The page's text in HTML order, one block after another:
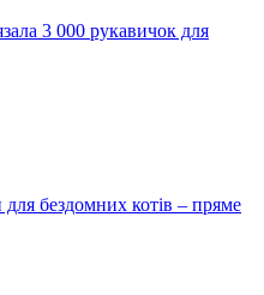
3 000 рукавичок для
бездомних котів – пряме